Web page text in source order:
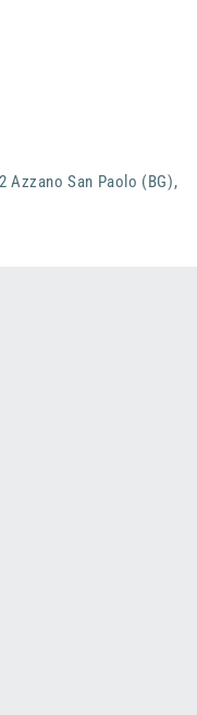
Azzano San Paolo (BG),